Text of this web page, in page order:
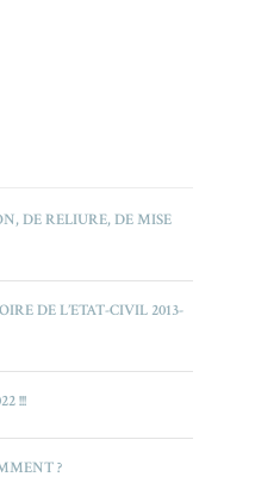
DE RELIURE, DE MISE
DE L’ETAT-CIVIL 2013-
!!!
?